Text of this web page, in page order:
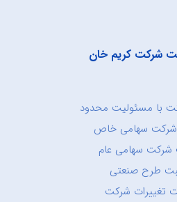
شرکت کریم خان
با مسئولیت محدود
سهامی خاص
شرکت سهامی عام
طرح صنعتی
تغییرات شرکت